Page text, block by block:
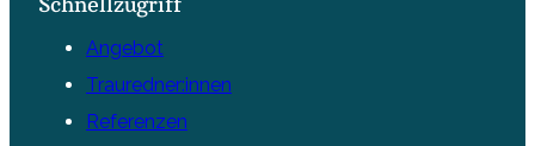
Angebot
Trauredner:innen
Referenzen